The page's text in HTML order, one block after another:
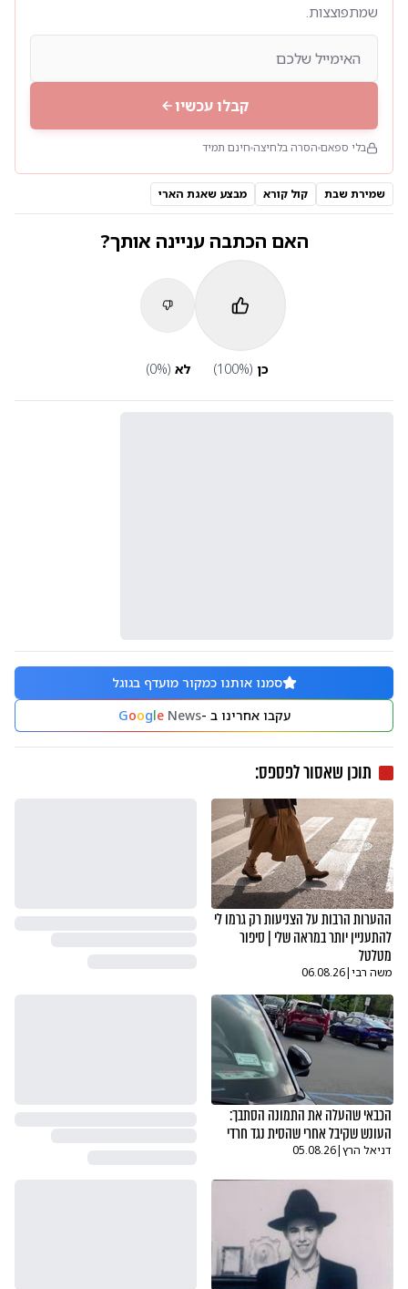
שמתפוצצות.
קבלו עכשיו
בלי ספאם הסרה בלחיצה חינם תמיד
שמירת שבת קול קורא מבצע שאגת הארי
האם הכתבה עניינה אותך?
כן (
100%) לא (
0%)
סמנו אותנו כמקור מועדף בגוגל
עקבו אחרינו ב -
GoogleNews
תוכן שאסור לפספס:
ההערות הרבות על הצניעות רק גרמו לי
להתעניין יותר במראה שלי | סיפור
מטלטל
משה רבי|
06.08.26
הכבאי שהעלה את התמונה הסתבך:
העונש שקיבל אחרי שהסית נגד חרדי
דניאל הרץ 05.08.26